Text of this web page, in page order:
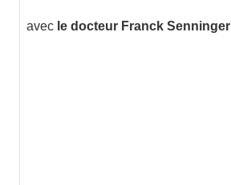
avec le docteur Franck Senninger